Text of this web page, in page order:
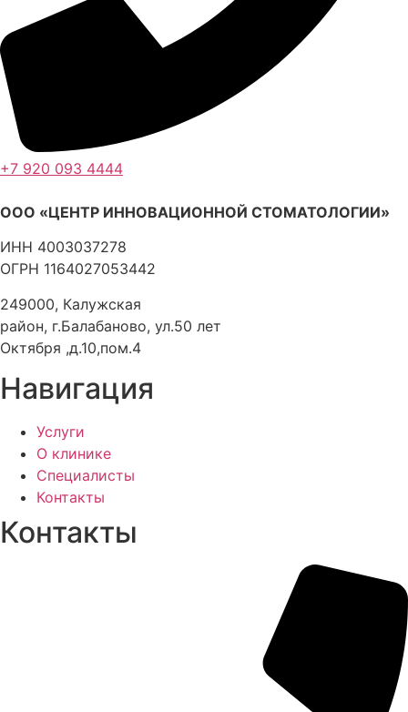
+7 920 093 4444
ООО «ЦЕНТР ИННОВАЦИОННОЙ СТОМАТОЛОГИИ»
ИНН 4003037278
ОГРН 1164027053442
249000, Калужская
район, г.Балабаново, ул.50 лет
Октября ,д.10,пом.4
Навигация
Услуги
О клинике
Специалисты
Контакты
Контакты